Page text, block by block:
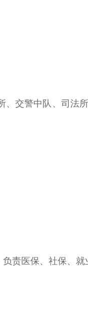
交警中队、司法
责医保、社保、就